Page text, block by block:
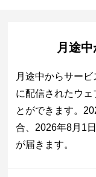
月途
月途中からサー
に配信されたウェ
とができます。
合、2026年8月1
が届きます。